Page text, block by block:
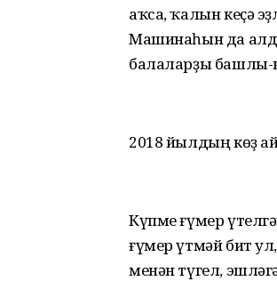
аҡса, ҡалын кеҫә
Машинаһын да
балаларҙы башлы-
2018 йылдың көҙ
Күпме ғүмер
ғүмер үтмәй бит
менән түгел,